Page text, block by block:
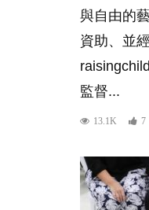
與自由的
資助、並
監督...
13.1K 7